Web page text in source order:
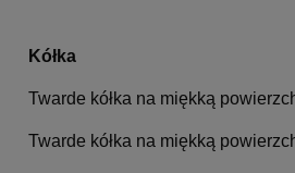
Kółka
Twarde kółka na miękką
Twarde kółka na miękką